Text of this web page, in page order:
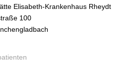
Elisabeth-Krankenhaus Rheydt
100